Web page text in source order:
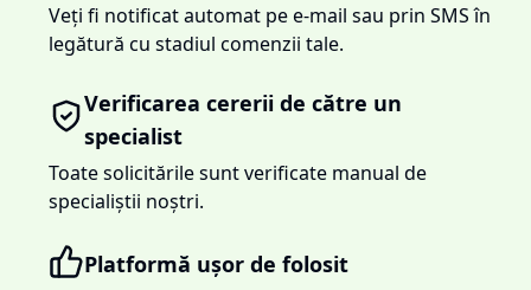
Veți fi notificat automat pe e-mail sau prin SMS în
legătură cu stadiul comenzii tale.
Verificarea cererii de către un
specialist
Toate solicitările sunt verificate manual de
specialiștii noștri.
Platformă ușor de folosit